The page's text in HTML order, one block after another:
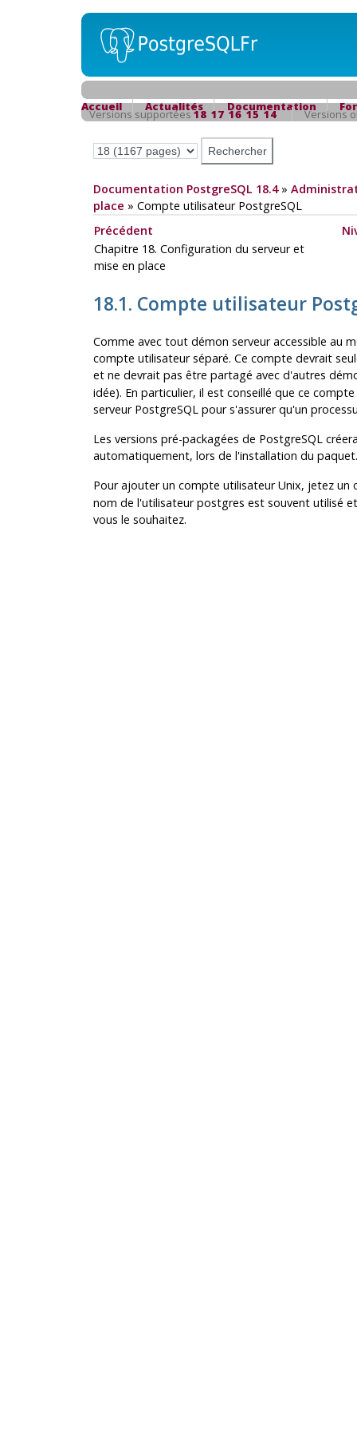
Accueil Actualités Documentation
Versions supportées18 17 16 15 14 Versions
Documentation PostgreSQL 18.4»
place » Compte utilisateur PostgreSQL
Précédent
Chapitre 18. Configuration du serveur et
mise en place
18.1. Compte utilisateur
Comme avec tout démon serveur accessible au
compte utilisateur séparé. Ce compte devrait
et ne devrait pas être partagé avec d'autres
idée). En particulier, il est conseillé que ce
serveur PostgreSQLpour s'assurer qu'un
Les versions pré-packagées de PostgreSQL
automatiquement, lors de l'installation du paquet.
Pour ajouter un compte utilisateur Unix, jetez
nom de l'utilisateurpostgres est souvent utilisé
vous le souhaitez.